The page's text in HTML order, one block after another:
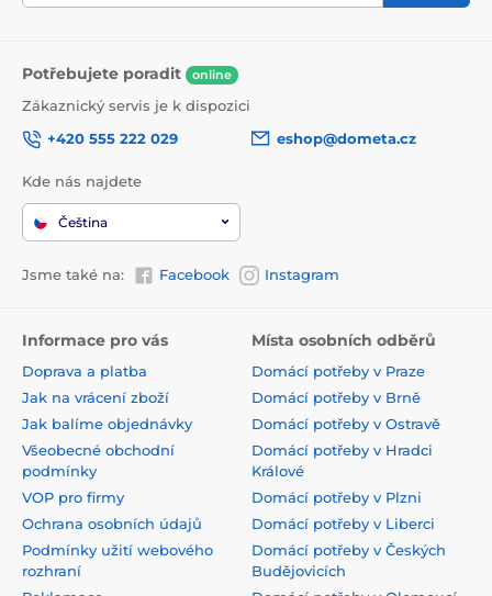
Potřebujete poradit online
Zákaznický servis je k dispozici
+420 555 222 029
eshop@dometa.cz
Kde nás najdete
Čeština
Jsme také na: Facebook Instagram
Informace pro vás
Doprava a platba
Jak na vrácení zboží
Jak balíme objednávky
Všeobecné obchodní
podmínky
VOP pro firmy
Ochrana osobních údajů
Podmínky užití webového
rozhraní
Místa osobních odběrů
Domácí potřeby v Praze
Domácí potřeby v Brně
Domácí potřeby v Ostravě
Domácí potřeby v Hradci
Králové
Domácí potřeby v Plzni
Domácí potřeby v Liberci
Domácí potřeby v Českých
Budějovicích